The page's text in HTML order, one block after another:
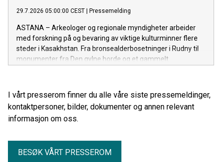
29.7.2026 05:00:00 CEST Pressemelding
ASTANA – Arkeologer og regionale myndigheter arbeider
med forskning på og bevaring av viktige kulturminner flere
steder i Kasakhstan. Fra bronsealderbosetninger i Rudny til
monumenter fra Den gylne horde og et gammelt
bevaring.
I vårt presserom finner du alle våre siste pressemeldinger,
kontaktpersoner, bilder, dokumenter og annen relevant
informasjon om oss.
BESØK VÅRT PRESSEROM